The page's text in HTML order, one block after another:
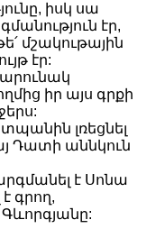
իսկ սա
էր,
մշակութային
էր:
իր այս գրքի
լռեցնել
Դատի աննկուն
է Սոնա
գրող,